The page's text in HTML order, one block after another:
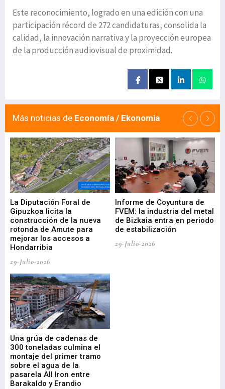
Este reconocimiento, logrado en una edición con una
participación récord de 272 candidaturas, consolida la
calidad, la innovación narrativa y la proyección europea
de la producción audiovisual de proximidad.
Más noticias de Economía / Ekonomia
La Diputación Foral de
Gipuzkoa licita la
construcción de la nueva
rotonda de Amute para
mejorar los accesos a
Hondarribia
29-Julio-2026
Informe de Coyuntura de
FVEM: la industria del metal
de Bizkaia entra en periodo
de estabilización
29-Julio-2026
Una grúa de cadenas de
300 toneladas culmina el
montaje del primer tramo
sobre el agua de la
pasarela All Iron entre
Barakaldo y Erandio